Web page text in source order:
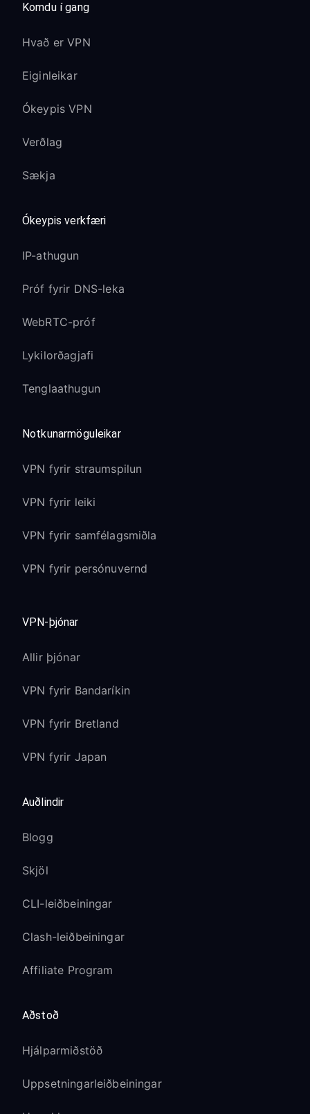
Komdu í gang
Hvað er VPN
Eiginleikar
Ókeypis VPN
Verðlag
Sækja
Ókeypis verkfæri
IP-athugun
Próf fyrir DNS-leka
WebRTC-próf
Lykilorðagjafi
Tenglaathugun
Notkunarmöguleikar
VPN fyrir straumspilun
VPN fyrir leiki
VPN fyrir samfélagsmiðla
VPN fyrir persónuvernd
VPN-þjónar
Allir þjónar
VPN fyrir Bandaríkin
VPN fyrir Bretland
VPN fyrir Japan
Auðlindir
Blogg
Skjöl
CLI-leiðbeiningar
Clash-leiðbeiningar
Affiliate Program
Aðstoð
Hjálparmiðstöð
Uppsetningarleiðbeiningar